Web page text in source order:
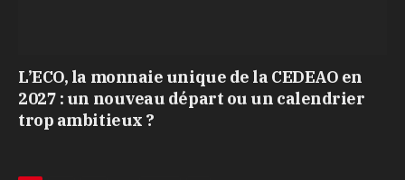
L’ECO, la monnaie unique de la CEDEAO en
2027 : un nouveau départ ou un calendrier
trop ambitieux ?